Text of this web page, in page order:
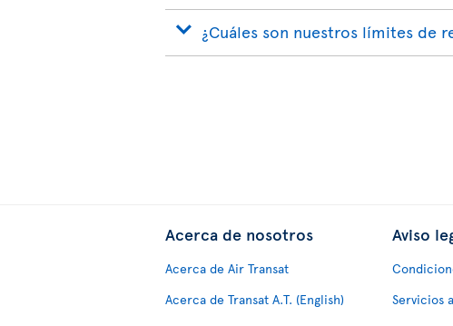
¿Cuáles son nuestros límites de
Acerca de nosotros
Acerca de Air Transat
Acerca de Transat A.T. (English)
Aviso
Servicios